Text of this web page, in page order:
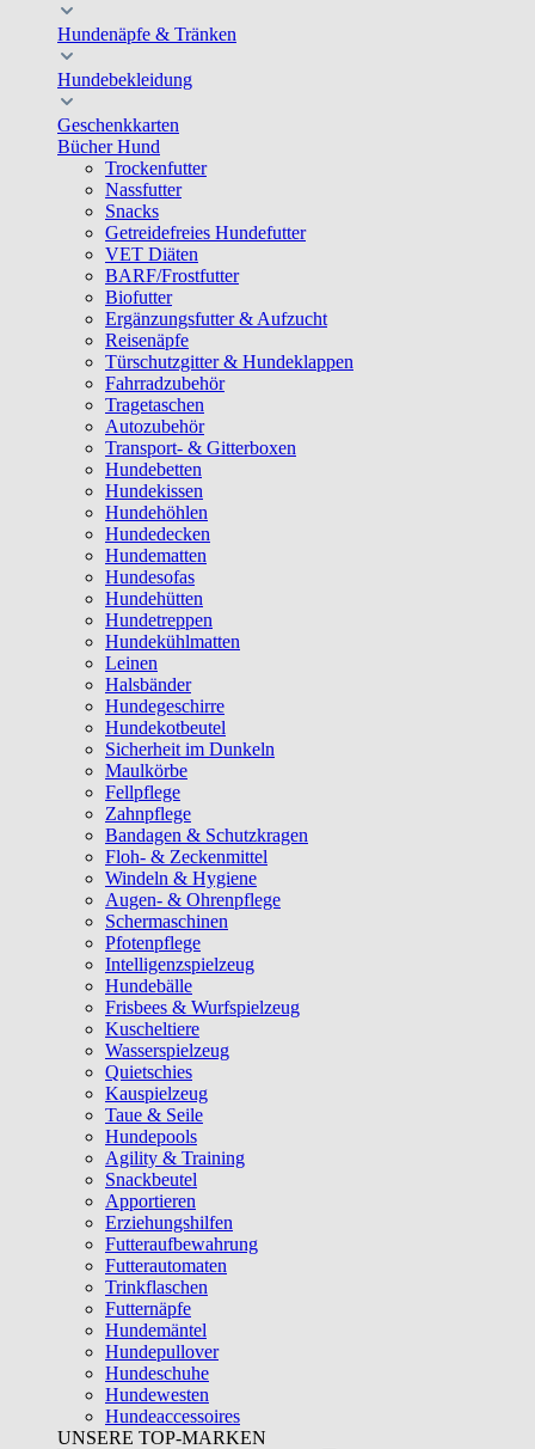
Hundenäpfe & Tränken
Hundebekleidung
Geschenkkarten
Bücher Hund
Trockenfutter
Nassfutter
Snacks
Getreidefreies Hundefutter
VET Diäten
BARF/Frostfutter
Biofutter
Ergänzungsfutter & Aufzucht
Reisenäpfe
Türschutzgitter & Hundeklappen
Fahrradzubehör
Tragetaschen
Autozubehör
Transport- & Gitterboxen
Hundebetten
Hundekissen
Hundehöhlen
Hundedecken
Hundematten
Hundesofas
Hundehütten
Hundetreppen
Hundekühlmatten
Leinen
Halsbänder
Hundegeschirre
Hundekotbeutel
Sicherheit im Dunkeln
Maulkörbe
Fellpflege
Zahnpflege
Bandagen & Schutzkragen
Floh- & Zeckenmittel
Windeln & Hygiene
Augen- & Ohrenpflege
Schermaschinen
Pfotenpflege
Intelligenzspielzeug
Hundebälle
Frisbees & Wurfspielzeug
Kuscheltiere
Wasserspielzeug
Quietschies
Kauspielzeug
Taue & Seile
Hundepools
Agility & Training
Snackbeutel
Apportieren
Erziehungshilfen
Futteraufbewahrung
Futterautomaten
Trinkflaschen
Futternäpfe
Hundemäntel
Hundepullover
Hundeschuhe
Hundewesten
Hundeaccessoires
UNSERE TOP-MARKEN